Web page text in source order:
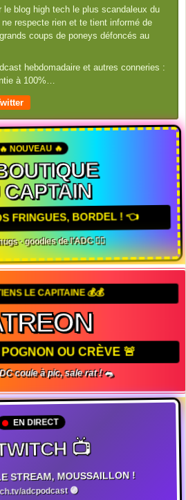
le blog high tech le plus scandaleux du
respecte rien et te tient informé de
coups de poneys défoncés au
hebdomadaire et autres conneries :
à 100%…
NOUVEAU 🔥
CAPTAIN
FRINGUES, BORDEL ! 👈
· goodies de l'ADC 🏴‍☠️
LE CAPITAINE 💰💰
OU CRÈVE 🚨
coule à pic, sale rat ! 🐀
EN DIRECT
📺
STREAM, MOUSSAILLON !
adcpodcast 🟣